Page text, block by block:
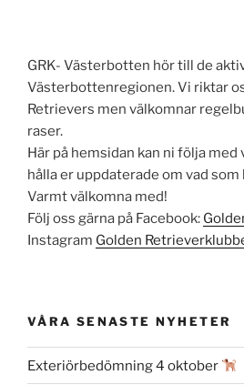
GRK- Västerbotten hör till de
Västerbottenregionen. Vi riktar
Retrievers men välkomnar
raser.
Här på hemsidan kan ni följa
hålla er uppdaterade om vad
Varmt välkomna med!
Följ oss gärna på Facebook:
Instagram Golden
VÅRA SENASTE NYHETER
Exteriörbedömning 4 oktober